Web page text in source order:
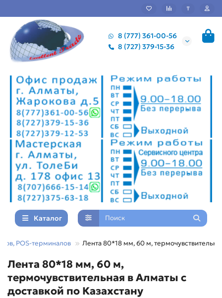
₸
8 (777) 361-00-56
8 (727) 379-15-36
Каталог
POS-терминалов Лента 80*18 мм, 60 м,
Лента 80*18 мм, 60 м,
термочувствительная в Алматы с
доставкой по Казахстану